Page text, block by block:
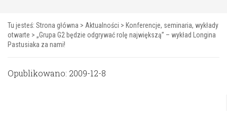
Tu jesteś: Strona główna > Aktualności > Konferencje, seminaria, wykłady
otwarte > „Grupa G2 będzie odgrywać rolę największą” – wykład Longina
Pastusiaka za nami!
Opublikowano: 2009-12-8